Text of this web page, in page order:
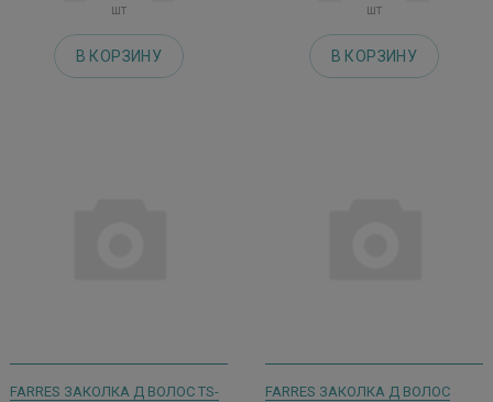
шт
В КОРЗИНУ
шт
В КОРЗИНУ
FARRES ЗАКОЛКА Д ВОЛОС TS-
FARRES ЗАКОЛКА Д ВОЛОС